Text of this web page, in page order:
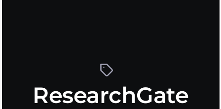
ResearchGate